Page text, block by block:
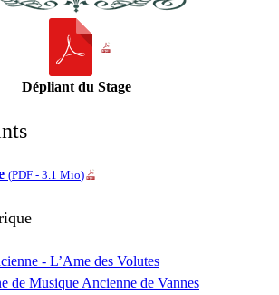
Dépliant du Stage
(PDF - 3.1 Mio)
- L’Ame des Volutes
de Musique Ancienne de Vannes